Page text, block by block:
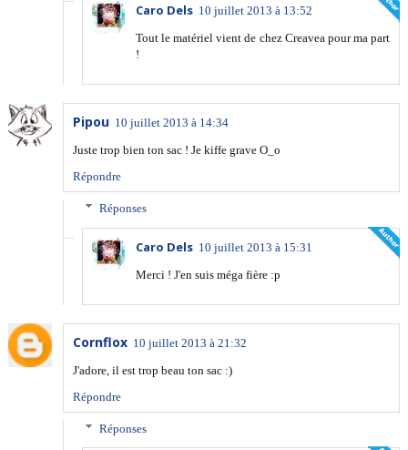
Caro Dels 10 juillet 2013 à 13:52
Tout le matériel vient de chez Creavea pour ma part
!
Pipou 10 juillet 2013 à 14:34
Juste trop bien ton sac ! Je kiffe grave O_o
Répondre
Réponses
Caro Dels 10 juillet 2013 à 15:31
Merci ! J'en suis méga fière :p
Cornflox 10 juillet 2013 à 21:32
J'adore, il est trop beau ton sac :)
Répondre
Réponses